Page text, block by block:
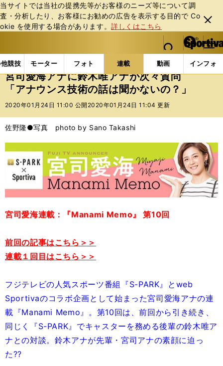
当サイトでは当社の提携先等がお客様のニーズ等について調
査・分析したり、お客様にお勧めの広告を表⽰する⽬的で Co
okie を使⽤する場合があります。詳しくはこちら
閉じ
る
web Sportiva (webスポルティーバ)
検索
マイペ
ー
ジ
メニュ
競技 モーター フォト 連載 動画 インフォ
b
ス
ポ
ル
バ
連載コラム 宮司愛海 Manami Memo 宮司愛海ア
宮司愛海アナに鈴木唯アナが次々質問
「アナウンス技術の話は聞かないの？」
2020年01月24日 11:00 公開 2020年01月24日 11:04 更新
佐野隆●写真 photo by Sano Takashi
宮司愛海連載：『Manami Memo』 第10回
前回の記事はこちら＞＞
連載１回目はこちら＞＞
フジテレビの人気スポーツ番組『S-PARK』とweb
Sportivaのコラボ企画として始まった宮司愛海アナの連
載『Manami Memo』。第10回は、前回から引き続き、
同じく『S-PARK』でキャスターを務める後輩の鈴木唯ア
ナとの対談。鈴木アナが先輩・宮司アナの素顔に迫っ
た??